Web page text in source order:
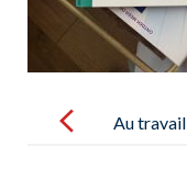
navigation
Au travail